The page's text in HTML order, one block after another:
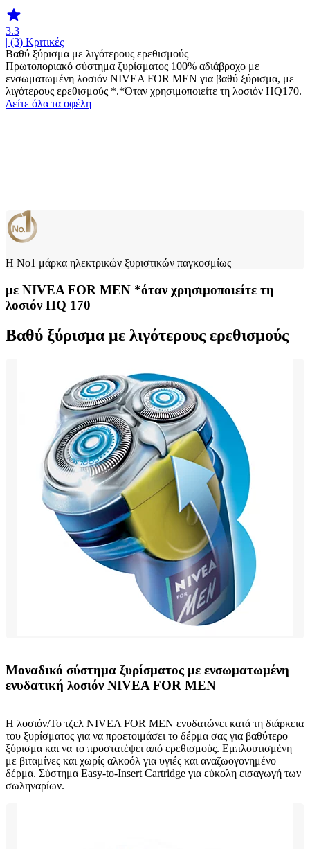
3.3
| (3) Κριτικές
Βαθύ ξύρισμα με λιγότερους ερεθισμούς
Πρωτοποριακό σύστημα ξυρίσματος 100% αδιάβροχο με
ενσωματωμένη λοσιόν NIVEA FOR MEN για βαθύ ξύρισμα, με
λιγότερους ερεθισμούς *.*Όταν χρησιμοποιείτε τη λοσιόν HQ170.
Δείτε όλα τα οφέλη
Η Νο1 μάρκα ηλεκτρικών ξυριστικών παγκοσμίως
με NIVEA FOR MEN *όταν χρησιμοποιείτε τη
λοσιόν HQ 170
Βαθύ ξύρισμα με λιγότερους ερεθισμούς
Μοναδικό σύστημα ξυρίσματος με ενσωματωμένη
ενυδατική λοσιόν NIVEA FOR MEN
Η λοσιόν/Το τζελ NIVEA FOR MEN ενυδατώνει κατά τη διάρκεια
του ξυρίσματος για να προετοιμάσει το δέρμα σας για βαθύτερο
ξύρισμα και να το προστατέψει από ερεθισμούς. Εμπλουτισμένη
με βιταμίνες και χωρίς αλκοόλ για υγιές και αναζωογονημένο
δέρμα. Σύστημα Easy-to-Insert Cartridge για εύκολη εισαγωγή των
σωληναρίων.